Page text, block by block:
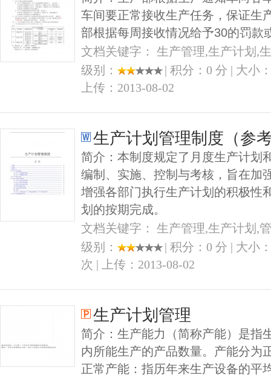
车间要正常接收生产任务，保证生
部根据每周接收情况给予30的罚款
文档关键字： 生产管理,生产计划,
级别：
| 积分：0 分 | 大小
上传：2013-08-02
生产计划管理制度（参
简介：本制度规定了月度生产计划
编制、实施、控制与考核，旨在加
增强各部门执行生产计划的积极性
划的按期完成。
文档关键字： 生产管理,生产计划,
级别：
| 积分：0 分 | 大小
次 | 上传：2013-08-02
生产计划管理
简介：生产能力（简称产能）是指
内所能生产的产品数量。产能分为
正常产能：指历年来生产设备的平